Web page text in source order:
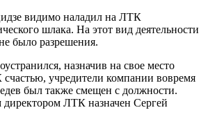
видимо наладил на ЛТК
шлака. На этот вид деятельности
было разрешения.
назначив на свое место
учредители компании вовремя
был также смещен с должности.
директором ЛТК назначен Сергей